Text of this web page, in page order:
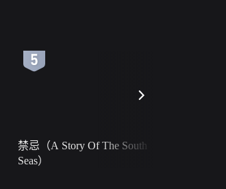
禁忌（A Story Of The South
Seas）